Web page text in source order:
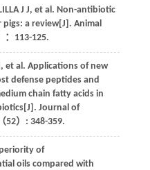
J J, et al. Non-antibiotic
a review[J]. Animal
：113-125.
, et al. Applications of new
defense peptides and
chain fatty acids in
Journal of
52）: 348-359.
of
oils compared with